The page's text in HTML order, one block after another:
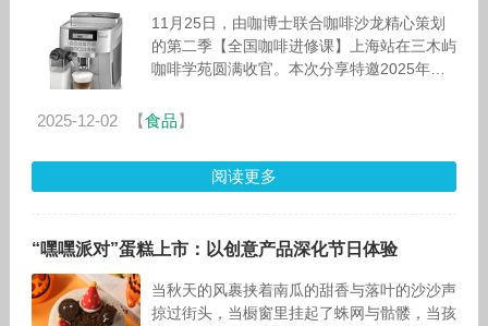
11月25日，由咖博士联合咖啡沙龙精心策划
的第二季【全国咖啡进修课】上海站在三木屿
咖啡学苑圆满收官。本次分享特邀2025年世
宾，吸引了众多资深精品咖啡店主
2025-12-02 【食品】
阅读更多
“嘿嘿派对”蛋糕上市：以创意产品深化节日体验
当秋天的风裹挟着南瓜的甜香与落叶的沙沙声
掠过街头，当橱窗里挂起了蛛网与骷髅，当孩